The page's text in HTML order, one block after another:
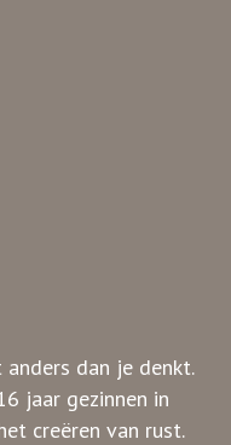
dan je denkt.
jaar gezinnen in
creëren van rust.